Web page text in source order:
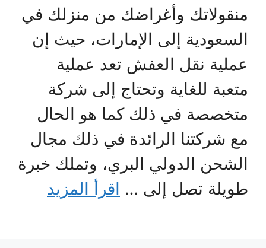
منقولاتك وأغراضك من منزلك في
السعودية إلى الإمارات، حيث إن
عملية نقل العفش تعد عملية
متعبة للغاية وتحتاج إلى شركة
متخصصة في ذلك كما هو الحال
مع شركتنا الرائدة في ذلك مجال
الشحن الدولي البري، وتملك خبرة
طويلة تصل إلى … اقرأ المزيد